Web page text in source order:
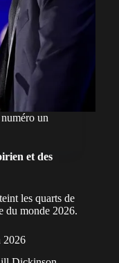
un
et des
les quarts de
du monde 2026.
2026